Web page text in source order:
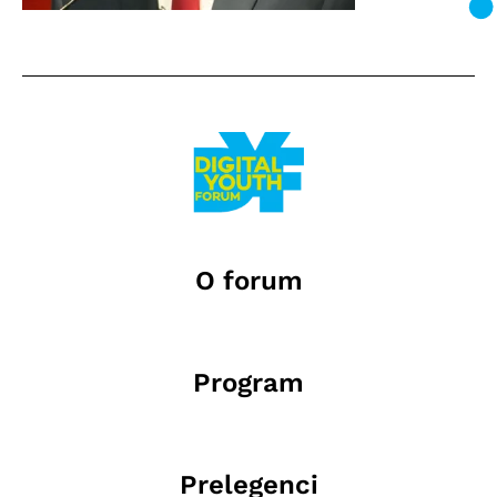
O forum
Program
Prelegenci